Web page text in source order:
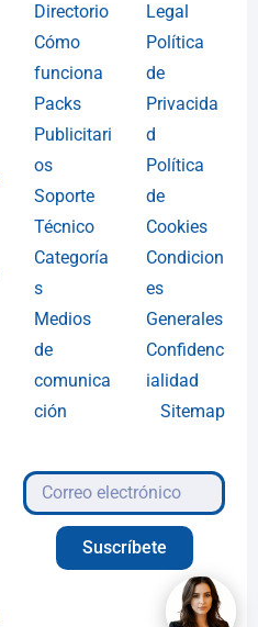
Directorio
Cómo
funciona
Packs
Publicitari
os
Soporte
Técnico
Categoría
s
Medios
de
comunica
ción
Legal
Política
de
Privacida
d
Política
de
Cookies
Condicion
es
Generales
Confidenc
ialidad
Sitemap
Suscríbete